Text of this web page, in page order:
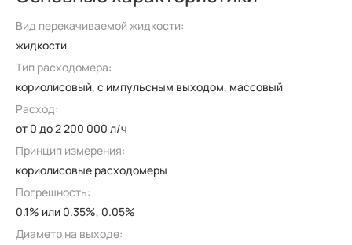
Вид перекачиваемой жидкости:
жидкости
Тип расходомера:
кориолисовый, с импульсным выходом, массовый
Расход:
от 0 до 2 200 000 л/ч
Принцип измерения:
кориолисовые расходомеры
Погрешность:
0.1% или 0.35%, 0.05%
Диаметр на выходе: